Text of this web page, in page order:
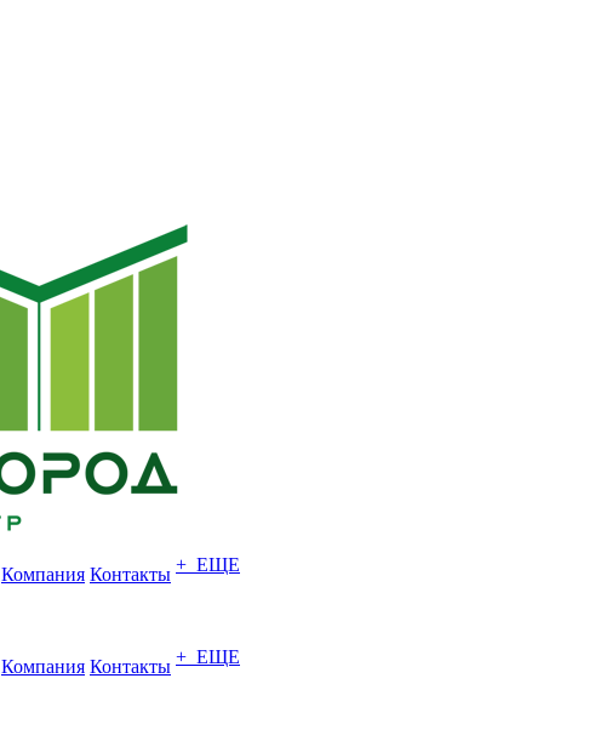
Компания Контакты + ЕЩЕ
Компания Контакты + ЕЩЕ